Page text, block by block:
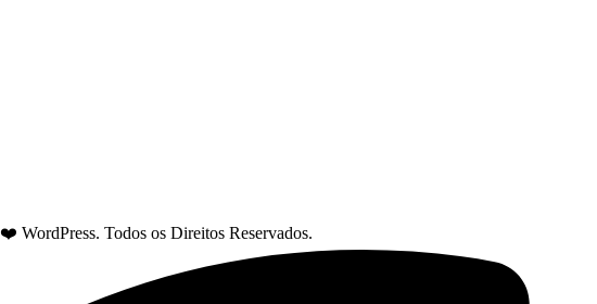
WordPress. Todos os Direitos Reservados.